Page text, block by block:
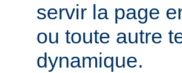
servir la page
ou toute autre
dynamique.